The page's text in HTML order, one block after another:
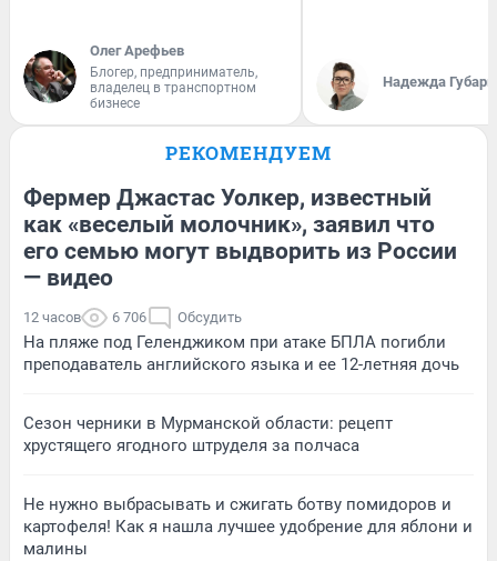
Олег Арефьев
Блогер, предприниматель,
владелец в транспортном
бизнесе
Надежда Губарь
РЕКОМЕНДУЕМ
Фермер Джастас Уолкер, известный
как «веселый молочник», заявил что
его семью могут выдворить из России
— видео
12 часов 6 706 Обсудить
На пляже под Геленджиком при атаке БПЛА погибли
преподаватель английского языка и ее 12-летняя дочь
Сезон черники в Мурманской области: рецепт
хрустящего ягодного штруделя за полчаса
Не нужно выбрасывать и сжигать ботву помидоров и
картофеля! Как я нашла лучшее удобрение для яблони и
малины